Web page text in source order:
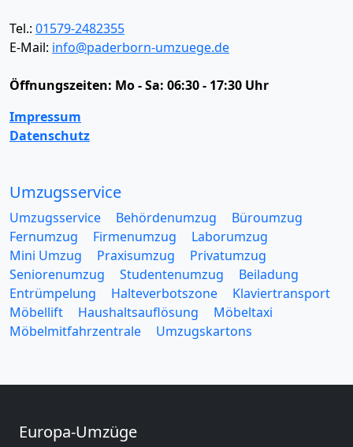
Tel.: 01579-2482355
E-Mail: info@paderborn-umzuege.de
Öffnungszeiten: Mo - Sa: 06:30 - 17:30 Uhr
Impressum
Datenschutz
Umzugsservice
Umzugsservice Behördenumzug
Büroumzug
Fernumzug
Firmenumzug
Laborumzug
Mini Umzug
Praxisumzug
Privatumzug
Seniorenumzug
Studentenumzug
Beiladung
Entrümpelung
Halteverbotszone
Klaviertransport
Möbellift
Haushaltsauflösung
Möbeltaxi
Möbelmitfahrzentrale
Umzugskartons
Europa-Umzüge